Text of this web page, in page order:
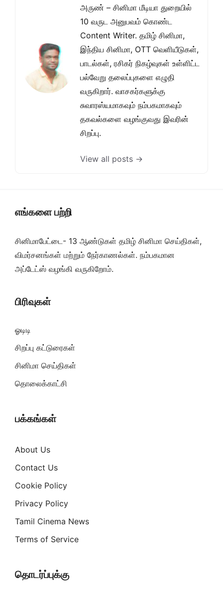
அருண் – சினிமா மீடியா துறையில்
10 வருட அனுபவம் கொண்ட
Content Writer. தமிழ் சினிமா,
இந்திய சினிமா, OTT வெளியீடுகள்,
பாடல்கள், ரசிகர் நிகழ்வுகள் உள்ளிட்ட
பல்வேறு தலைப்புகளை எழுதி
வருகிறார். வாசகர்களுக்கு
சுவாரஸ்யமாகவும் நம்பகமாகவும்
தகவல்களை வழங்குவது இவரின்
சிறப்பு.
View all posts →
எங்களை பற்றி
சினிமாபேட்டை- 13 ஆண்டுகள் தமிழ் சினிமா செய்திகள்,
விமர்சனங்கள் மற்றும் நேர்காணல்கள். நம்பகமான
அப்டேட்ஸ் வழங்கி வருகிறோம்.
பிரிவுகள்
ஓடிடி
சிறப்பு கட்டுரைகள்
சினிமா செய்திகள்
தொலைக்காட்சி
பக்கங்கள்
About Us
Contact Us
Cookie Policy
Privacy Policy
Tamil Cinema News
Terms of Service
தொடர்ப்புக்கு